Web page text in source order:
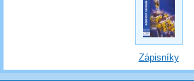
Zápisníky